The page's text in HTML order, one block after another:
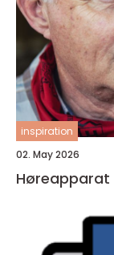
inspiration
02. May 2026